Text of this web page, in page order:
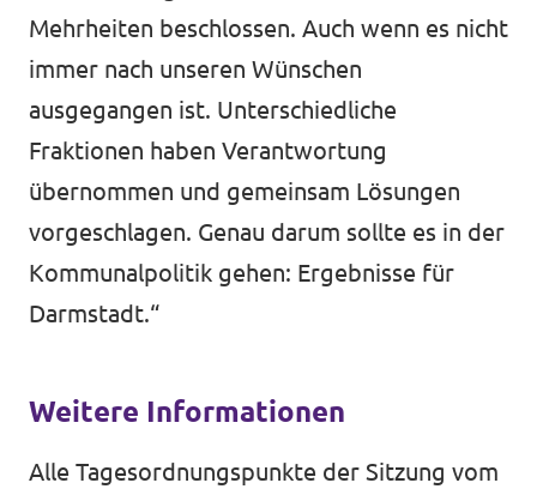
Mehrheiten beschlossen. Auch wenn es nicht
immer nach unseren Wünschen
ausgegangen ist. Unterschiedliche
Fraktionen haben Verantwortung
übernommen und gemeinsam Lösungen
vorgeschlagen. Genau darum sollte es in der
Kommunalpolitik gehen: Ergebnisse für
Darmstadt.“
Weitere Informationen
Alle Tagesordnungspunkte der Sitzung vom